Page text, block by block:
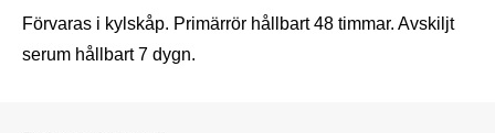
Förvaras i kylskåp. Primärrör hållbart 48 timmar. Avskiljt
serum hållbart 7 dygn.